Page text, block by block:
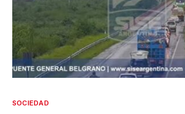
SOCIEDAD